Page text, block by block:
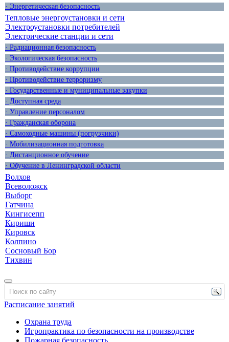
· Энергетическая безопасность
Тепловые энергоустановки и сети
Электроустановки потребителей
Электрические станции и сети
· Радиационная безопасность
· Экологическая безопасность
· Противодействие коррупции
· Противодействие терроризму
· Государственные и муниципальные закупки
· Доступная среда
· Управление персоналом
· Гражданская оборона
· Самоходные машины (погрузчики)
· Мобилизационная подготовка
· Дистанционное обучение
· Обучение в Ленинградской области
Волхов
Всеволожск
Выборг
Гатчина
Кингисепп
Кириши
Кировск
Колпино
Сосновый Бор
Тихвин
Расписание занятий
Охрана труда
Игропрактика по безопасности на производстве
Пожарная безопасность